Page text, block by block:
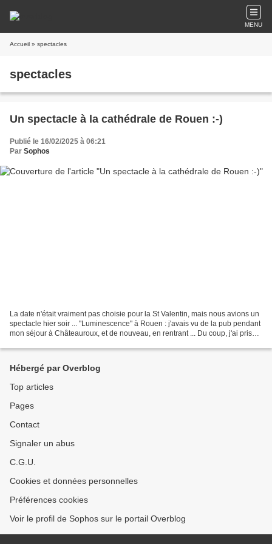
MENU
Accueil » spectacles
spectacles
Un spectacle à la cathédrale de Rouen :-)
Publié le 16/02/2025 à 06:21
Par Sophos
La date n'était vraiment pas choisie pour la St Valentin, mais nous avions un
spectacle hier soir ... "Luminescence" à Rouen : j'avais vu de la pub pendant
mon séjour à Châteauroux, et de nouveau, en rentrant ... Du coup, j'ai pris
Hébergé par Overblog
Top articles
Pages
Contact
Signaler un abus
C.G.U.
Cookies et données personnelles
Préférences cookies
Voir le profil de Sophos sur le portail Overblog